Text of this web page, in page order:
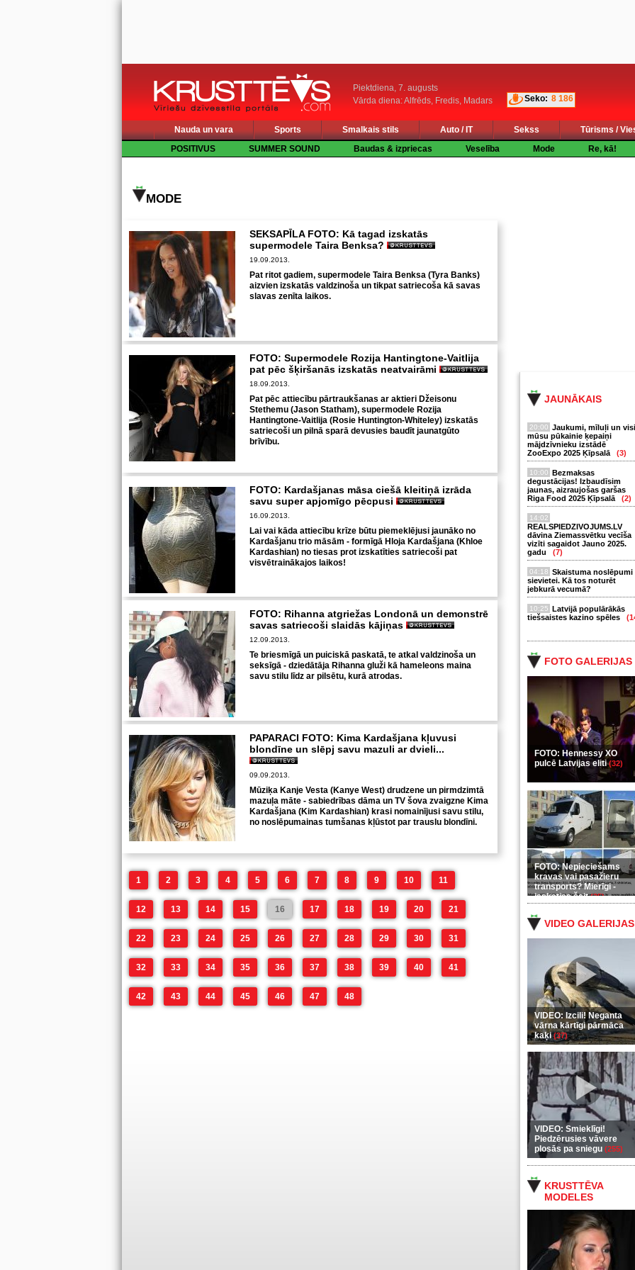
Piektdiena, 7. augusts
Vārda diena: Alfrēds, Fredis, Madars
Seko: 8 186
Nauda un vara Sports Smalkais stils Auto / IT Sekss
Tūrisms /
POSITIVUS
SUMMER SOUND Baudas & izpriecas Veselība Mode Re, kā!
JAUNĀKAIS
20:00 Jaukumi, mīluļi un visi
mūsu pūkainie ķepaiņi
mājdzīvnieku izstādē
ZooExpo 2025 Ķīpsalā
(3)
10:00 Bezmaksas
degustācijas! Izbaudīsim
jaunas, aizraujošas garšas
Riga Food 2025 Ķīpsalā
(2)
14:02
REALSPIEDZIVOJUMS.LV
dāvina Ziemassvētku vecīša
vizīti sagaidot Jauno 2025.
gadu
(7)
04:18 Skaistuma noslēpumi
sievietei. Kā tos noturēt
jebkurā vecumā?
10:25 Latvijā populārākās
tiešsaistes kazino spēles
FOTO GALERIJAS
FOTO: Hennessy XO
pulcē Latvijas eliti(32)
FOTO: Nepieciešams
kravas vai pasažieru
transports? Mierīgi -
ieskaties šeit(35)
VIDEO GALERIJAS
VIDEO: Izcili! Neganta
vārna kārtīgi pārmāca
kaķi(37)
VIDEO: Smieklīgi!
Piedzērusies vāvere
plosās pa sniegu (255)
KRUSTTĒVA
MODELES
MODE
SEKSAPĪLA FOTO: Kā tagad izskatās
supermodele Taira Benksa?
19.09.2013.
Pat ritot gadiem, supermodele Taira Benksa (Tyra Banks)
aizvien izskatās valdzinoša un tikpat satriecoša kā savas
slavas zenīta laikos.
FOTO: Supermodele Rozija Hantingtone-Vaitlija
pat pēc šķiršanās izskatās neatvairāmi
18.09.2013.
Pat pēc attiecību pārtraukšanas ar aktieri Džeisonu
Stethemu (Jason Statham), supermodele Rozija
Hantingtone-Vaitlija (Rosie Huntington-Whiteley) izskatās
satriecoši un pilnā sparā devusies baudīt jaunatgūto
brīvību.
FOTO: Kardašjanas māsa ciešā kleitiņā izrāda
savu super apjomīgo pēcpusi
16.09.2013.
Lai vai kāda attiecību krīze būtu piemeklējusi jaunāko no
Kardašjanu trio māsām - formīgā Hloja Kardašjana (Khloe
Kardashian) no tiesas prot izskatīties satriecoši pat
visvētrainākajos laikos!
FOTO: Rihanna atgriežas Londonā un demonstrē
savas satriecoši slaidās kājiņas
12.09.2013.
Te briesmīgā un puiciskā paskatā, te atkal valdzinoša un
seksīgā - dziedātāja Rihanna gluži kā hameleons maina
savu stilu līdz ar pilsētu, kurā atrodas.
PAPARACI FOTO: Kima Kardašjana kļuvusi
blondīne un slēpj savu mazuli ar dvieli...
09.09.2013.
Mūziķa Kanje Vesta (Kanye West) drudzene un pirmdzimtā
mazuļa māte - sabiedrības dāma un TV šova zvaigzne Kima
Kardašjana (Kim Kardashian) krasi nomainījusi savu stilu,
no noslēpumainas tumšanas kļūstot par trauslu blondīni.
1 2 3 4 5 6 7 8 9 10 11
12 13 14 15 16 17 18 19 20 21
22 23 24 25 26 27 28 29 30 31
32 33 34 35 36 37 38 39 40 41
42 43 44 45 46 47 48